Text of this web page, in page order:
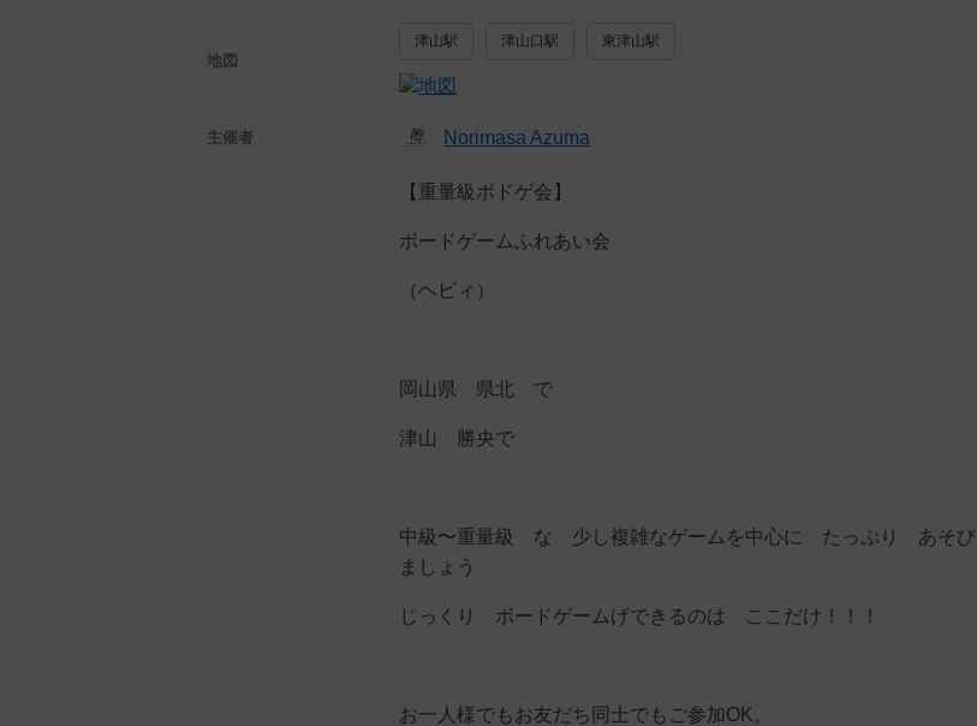
地図
津山駅 津山口駅 東津山駅
主催者 Norimasa Azuma
【重量級ボドゲ会】
ボードゲームふれあい会
（ヘビィ）
岡山県 県北 で
津山 勝央で
中級〜重量級 な 少し複雑なゲームを中心に たっぷり あそび
ましょう
じっくり ボードゲームげできるのは ここだけ！！！
お一人様でもお友だち同士でもご参加OK。